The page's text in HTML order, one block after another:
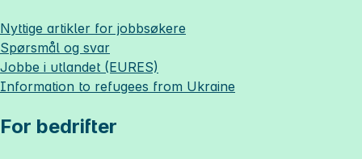
Nyttige artikler for jobbsøkere
Spørsmål og svar
Jobbe i utlandet (EURES)
Information to refugees from Ukraine
For bedrifter